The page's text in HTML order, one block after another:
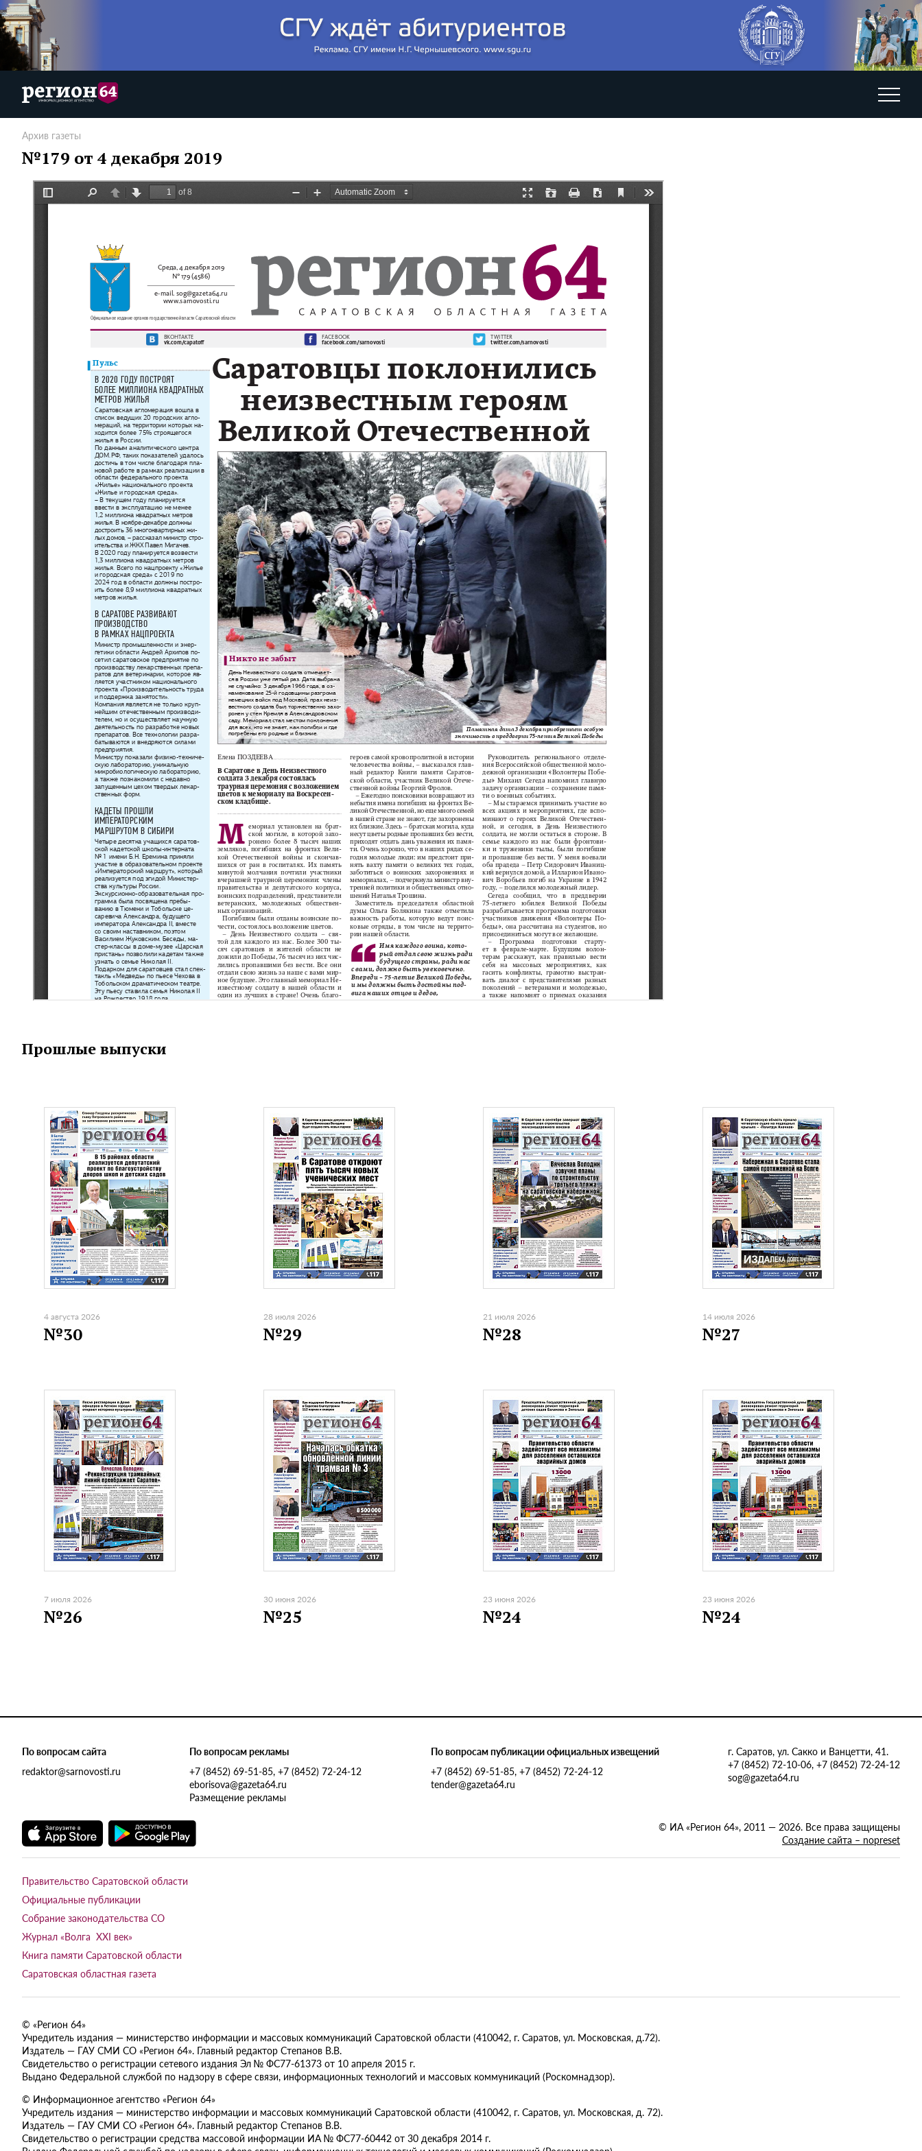
Архив газеты
№179 от 4 декабря 2019
Прошлые выпуски
4 августа 2026
№30
28 июля 2026
№29
21 июля 2026
№28
14 июля 2026
№27
7 июля 2026
№26
30 июня 2026
№25
23 июня 2026
№24
23 июня 2026
№24
По вопросам сайта
redaktor@sarnovosti.ru
По вопросам рекламы
+7 (8452) 69-51-85, +7 (8452) 72-24-12
eborisova@gazeta64.ru
Размещение рекламы
По вопросам публикации официальных извещений
+7 (8452) 69-51-85, +7 (8452) 72-24-12
tender@gazeta64.ru
г. Саратов, ул. Сакко и Ванцетти, 41.
+7 (8452) 72-10-06, +7 (8452) 72-24-12
sog@gazeta64.ru
© ИА «Регион 64», 2011 — 2026. Все права защищены
Создание сайта – nopreset
Правительство Саратовской области
Официальные публикации
Собрание законодательства СО
Журнал «Волга XXI век»
Книга памяти Саратовской области
Саратовская областная газета
© «Регион 64»
Учредитель издания — министерство информации и массовых коммуникаций Саратовской области (410042, г. Саратов, ул. Московская, д.72).
Издатель — ГАУ СМИ СО «Регион 64». Главный редактор Степанов В.В.
Свидетельство о регистрации сетевого издания Эл № ФС77-61373 от 10 апреля 2015 г.
Выдано Федеральной службой по надзору в сфере связи, информационных технологий и массовых коммуникаций (Роскомнадзор).
© Информационное агентство «Регион 64»
Учредитель издания — министерство информации и массовых коммуникаций Саратовской области (410042, г. Саратов, ул. Московская, д. 72).
Издатель — ГАУ СМИ СО «Регион 64». Главный редактор Степанов В.В.
Свидетельство о регистрации средства массовой информации ИА № ФС77-60442 от 30 декабря 2014 г.